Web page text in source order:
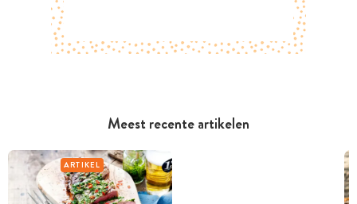
Meest recente artikelen
ARTIKEL